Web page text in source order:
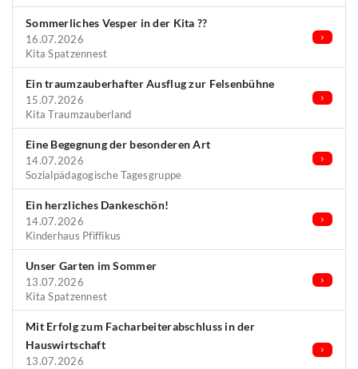
Sommerliches Vesper in der Kita ??
16.07.2026
Kita Spatzennest
Ein traumzauberhafter Ausflug zur Felsenbühne
15.07.2026
Kita Traumzauberland
Eine Begegnung der besonderen Art
14.07.2026
Sozialpädagogische Tagesgruppe
Ein herzliches Dankeschön!
14.07.2026
Kinderhaus Pfiffikus
Unser Garten im Sommer
13.07.2026
Kita Spatzennest
Mit Erfolg zum Facharbeiterabschluss in der
Hauswirtschaft
13.07.2026